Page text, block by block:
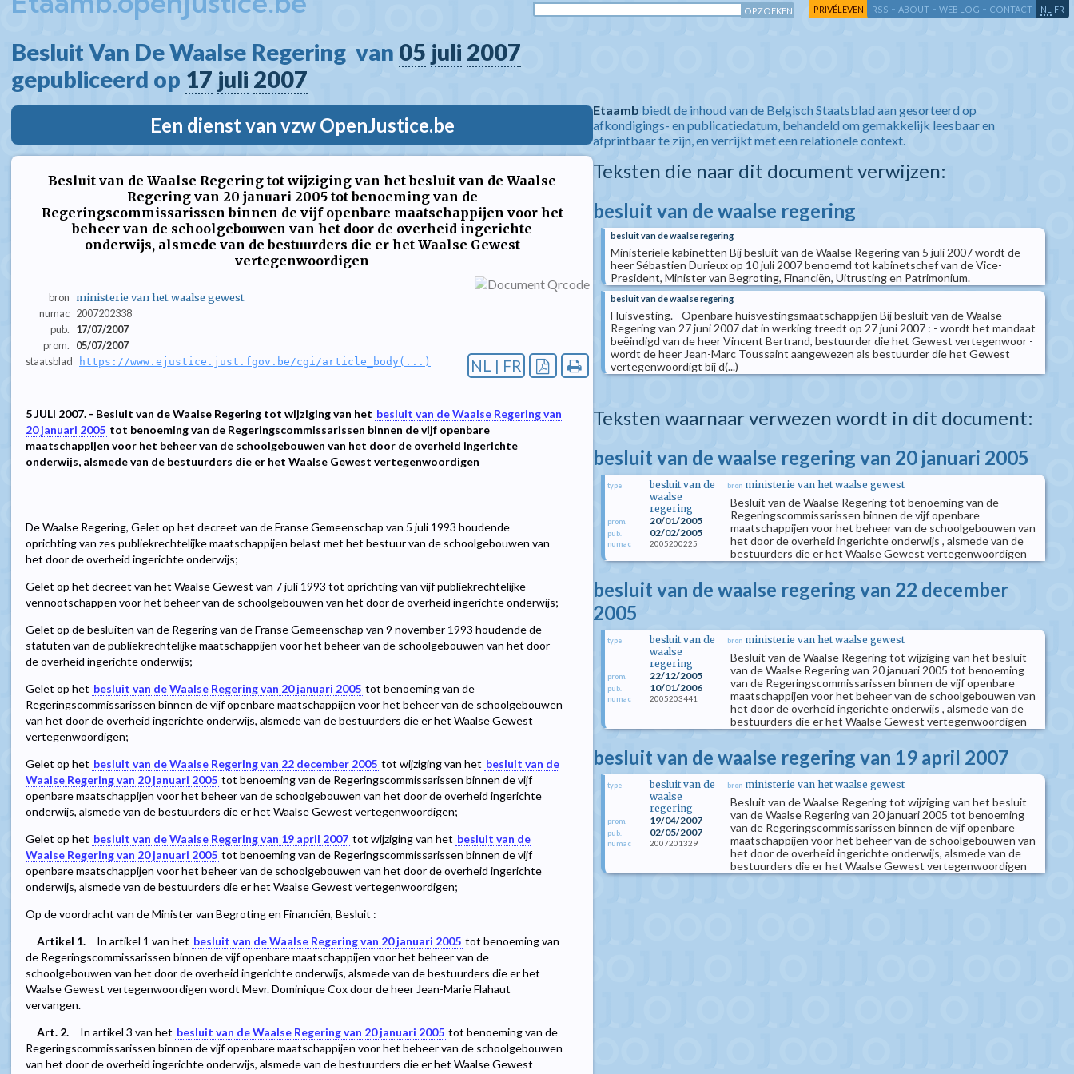
PRIVÉLEVEN RSS - ABOUT - WEB LOG - CONTACT NL FR
Besluit Van De Waalse Regering  van 05 juli 2007
gepubliceerd op 17 juli 2007
Een dienst van vzw OpenJustice.be
Besluit van de Waalse Regering tot wijziging van het besluit van de Waalse
Regering van 20 januari 2005 tot benoeming van de
Regeringscommissarissen binnen de vijf openbare maatschappijen voor het
beheer van de schoolgebouwen van het door de overheid ingerichte
onderwijs, alsmede van de bestuurders die er het Waalse Gewest
vertegenwoordigen
bron ministerie van het waalse gewest
numac 2007202338
pub.
17/07/2007
prom.
05/07/2007
staatsblad
https://www.ejustice.just.fgov.be/cgi/article_body(...) NL | FR
5 JULI 2007. - Besluit van de Waalse Regering tot wijziging van het besluit van de Waalse Regering van
20 januari 2005 tot benoeming van de Regeringscommissarissen binnen de vijf openbare
maatschappijen voor het beheer van de schoolgebouwen van het door de overheid ingerichte
onderwijs, alsmede van de bestuurders die er het Waalse Gewest vertegenwoordigen
De Waalse Regering, Gelet op het decreet van de Franse Gemeenschap van 5 juli 1993 houdende
oprichting van zes publiekrechtelijke maatschappijen belast met het bestuur van de schoolgebouwen van
het door de overheid ingerichte onderwijs;
Gelet op het decreet van het Waalse Gewest van 7 juli 1993 tot oprichting van vijf publiekrechtelijke
vennootschappen voor het beheer van de schoolgebouwen van het door de overheid ingerichte onderwijs;
Gelet op de besluiten van de Regering van de Franse Gemeenschap van 9 november 1993 houdende de
statuten van de publiekrechtelijke maatschappijen voor het beheer van de schoolgebouwen van het door
de overheid ingerichte onderwijs;
Gelet op het besluit van de Waalse Regering van 20 januari 2005 tot benoeming van de
Regeringscommissarissen binnen de vijf openbare maatschappijen voor het beheer van de schoolgebouwen
van het door de overheid ingerichte onderwijs, alsmede van de bestuurders die er het Waalse Gewest
vertegenwoordigen;
Gelet op het besluit van de Waalse Regering van 22 december 2005 tot wijziging van het besluit van de
Waalse Regering van 20 januari 2005 tot benoeming van de Regeringscommissarissen binnen de vijf
openbare maatschappijen voor het beheer van de schoolgebouwen van het door de overheid ingerichte
onderwijs, alsmede van de bestuurders die er het Waalse Gewest vertegenwoordigen;
Gelet op het besluit van de Waalse Regering van 19 april 2007 tot wijziging van het besluit van de
Waalse Regering van 20 januari 2005 tot benoeming van de Regeringscommissarissen binnen de vijf
openbare maatschappijen voor het beheer van de schoolgebouwen van het door de overheid ingerichte
onderwijs, alsmede van de bestuurders die er het Waalse Gewest vertegenwoordigen;
Op de voordracht van de Minister van Begroting en Financiën, Besluit :
Artikel 1.
In artikel 1 van het besluit van de Waalse Regering van 20 januari 2005 tot benoeming van
de Regeringscommissarissen binnen de vijf openbare maatschappijen voor het beheer van de
schoolgebouwen van het door de overheid ingerichte onderwijs, alsmede van de bestuurders die er het
Waalse Gewest vertegenwoordigen wordt Mevr. Dominique Cox door de heer Jean-Marie Flahaut
vervangen.
Art. 2.
In artikel 3 van het besluit van de Waalse Regering van 20 januari 2005 tot benoeming van de
Regeringscommissarissen binnen de vijf openbare maatschappijen voor het beheer van de schoolgebouwen
van het door de overheid ingerichte onderwijs, alsmede van de bestuurders die er het Waalse Gewest
Etaamb biedt de inhoud van de Belgisch Staatsblad aan gesorteerd op
afkondigings- en publicatiedatum, behandeld om gemakkelijk leesbaar en
afprintbaar te zijn, en verrijkt met een relationele context.
Teksten die naar dit document verwijzen:
besluit van de waalse regering
besluit van de waalse regering
Ministeriële kabinetten Bij besluit van de Waalse Regering van 5 juli 2007 wordt de
heer Sébastien Durieux op 10 juli 2007 benoemd tot kabinetschef van de Vice-
President, Minister van Begroting, Financiën, Uitrusting en Patrimonium.
besluit van de waalse regering
Huisvesting. - Openbare huisvestingsmaatschappijen Bij besluit van de Waalse
Regering van 27 juni 2007 dat in werking treedt op 27 juni 2007 : - wordt het mandaat
beëindigd van de heer Vincent Bertrand, bestuurder die het Gewest vertegenwoor -
wordt de heer Jean-Marc Toussaint aangewezen als bestuurder die het Gewest
vertegenwoordigt bij d(...)
Teksten waarnaar verwezen wordt in dit document:
besluit van de waalse regering van 20 januari 2005
type
besluit van de
waalse
regering
prom. 20/01/2005
pub. 02/02/2005
numac 2005200225
bron ministerie van het waalse gewest
Besluit van de Waalse Regering tot benoeming van de
Regeringscommissarissen binnen de vijf openbare
maatschappijen voor het beheer van de schoolgebouwen van
het door de overheid ingerichte onderwijs , alsmede van de
bestuurders die er het Waalse Gewest vertegenwoordigen
besluit van de waalse regering van 22 december
2005
type
besluit van de
waalse
regering
prom. 22/12/2005
pub. 10/01/2006
numac 2005203441
bron ministerie van het waalse gewest
Besluit van de Waalse Regering tot wijziging van het besluit
van de Waalse Regering van 20 januari 2005 tot benoeming
van de Regeringscommissarissen binnen de vijf openbare
maatschappijen voor het beheer van de schoolgebouwen van
het door de overheid ingerichte onderwijs , alsmede van de
bestuurders die er het Waalse Gewest vertegenwoordigen
besluit van de waalse regering van 19 april 2007
type
besluit van de
waalse
regering
prom. 19/04/2007
pub. 02/05/2007
numac 2007201329
bron ministerie van het waalse gewest
Besluit van de Waalse Regering tot wijziging van het besluit
van de Waalse Regering van 20 januari 2005 tot benoeming
van de Regeringscommissarissen binnen de vijf openbare
maatschappijen voor het beheer van de schoolgebouwen van
het door de overheid ingerichte onderwijs, alsmede van de
bestuurders die er het Waalse Gewest vertegenwoordigen